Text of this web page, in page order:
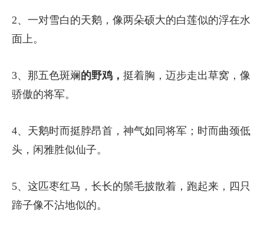
2、一对雪白的天鹅，像两朵硕大的白莲似的浮在水
面上。
3、那五色斑斓 的野鸡， 挺着胸，迈步走出草窝，像
骄傲的将军。
4、天鹅时而挺脖昂首，神气如同将军；时而曲颈低
头，闲雅胜似仙子。
5、这匹枣红马，长长的鬃毛披散着，跑起来，四只
蹄子像不沾地似的。